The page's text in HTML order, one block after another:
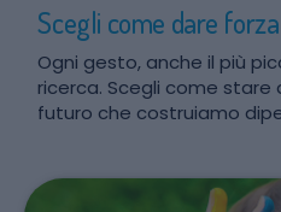
Scegli come dare
Ogni gesto, anche il più
ricerca. Scegli come stare
futuro che costruiamo